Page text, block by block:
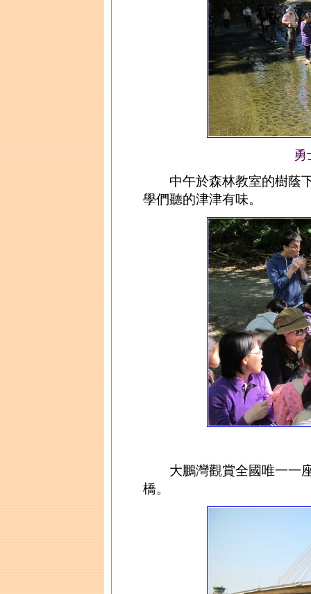
勇
中午於森林教室的樹蔭下
學們聽的津津有味。
大鵬灣觀賞全國唯一一座
橋。